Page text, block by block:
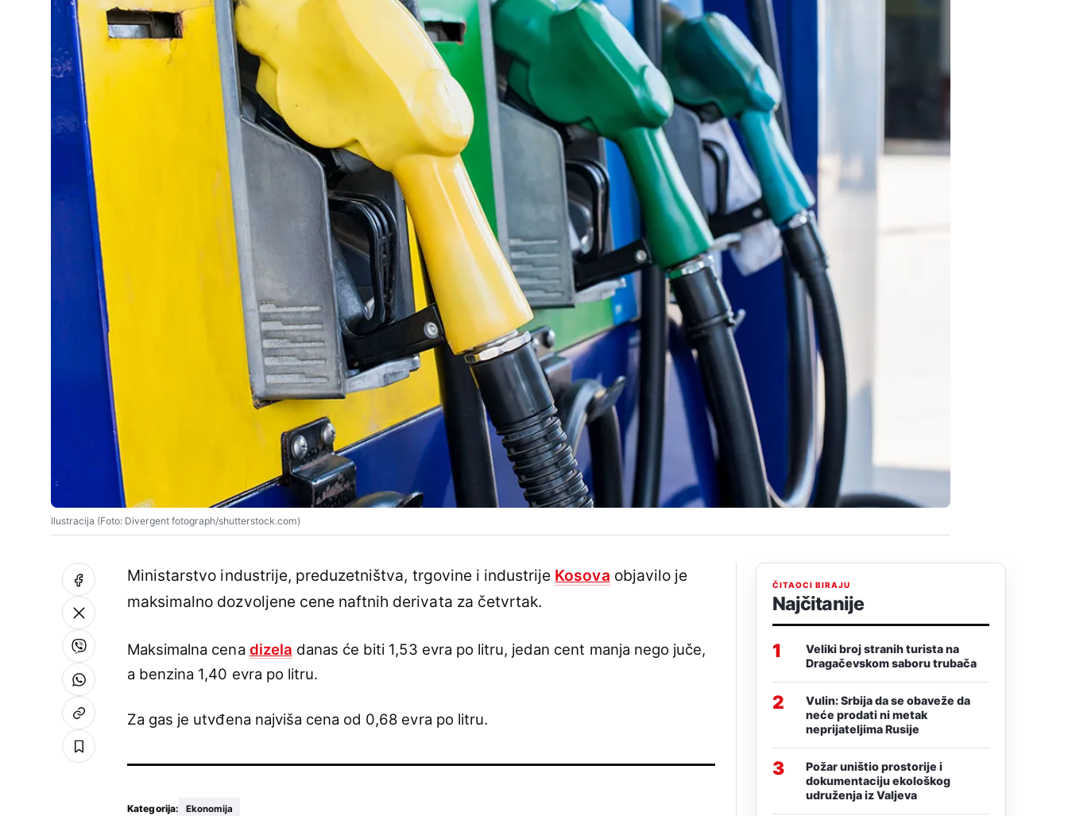
Ilustracija (Foto: Divergent fotograph/shutterstock.com)
Ministarstvo industrije, preduzetništva, trgovine i industrije Kosova objavilo je
maksimalno dozvoljene cene naftnih derivata za četvrtak.
Maksimalna cena dizela danas će biti 1,53 evra po litru, jedan cent manja nego juče,
a benzina 1,40 evra po litru.
Za gas je utvđena najviša cena od 0,68 evra po litru.
Kategorija: Ekonomija
ČITAOCI BIRAJU
Najčitanije
1
Veliki broj stranih turista na
Dragačevskom saboru trubača
2
Vulin: Srbija da se obaveže da
neće prodati ni metak
neprijateljima Rusije
3
Požar uništio prostorije i
dokumentaciju ekološkog
udruženja iz Valjeva